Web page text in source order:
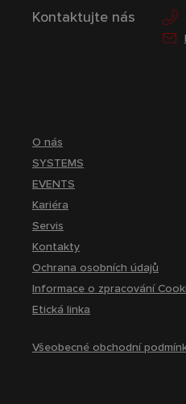
Kontaktujte nás
O nás
SYSTEMS
EVENTS
Kariéra
Servis
Kontakty
Ochrana osobních údajů
Informace o zpracování
Etická linka
Všeobecné obchodní